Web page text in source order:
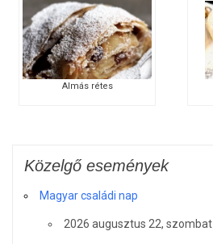
Almás rétes
Közelgő események
Magyar családi nap
2026 augusztus 22, szombat